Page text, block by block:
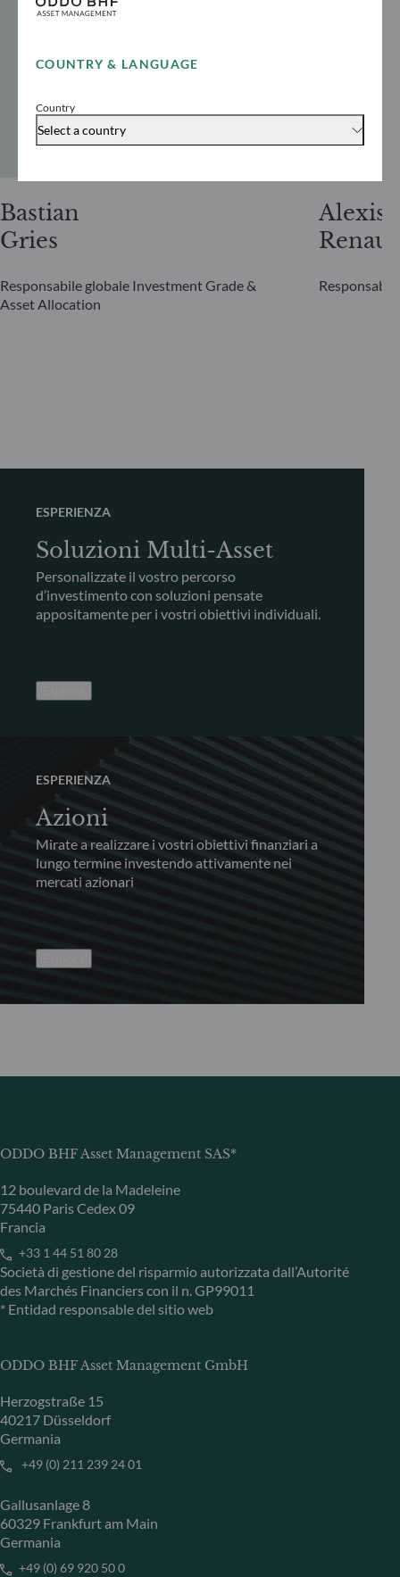
COUNTRY & LANGUAGE
Country
Select a country
Bastian
Gries
Responsabile globale Investment Grade &
Asset Allocation
Alexis
ESPERIENZA
Soluzioni Multi-Asset
Personalizzate il vostro percorso
d’investimento con soluzioni pensate
appositamente per i vostri obiettivi individuali.
ESPERIENZA
Azioni
Mirate a realizzare i vostri obiettivi finanziari a
lungo termine investendo attivamente nei
mercati azionari
ODDO BHF Asset Management SAS*
12 boulevard de la Madeleine
75440 Paris Cedex 09
Francia
+33 1 44 51 80 28
Società di gestione del risparmio autorizzata dall’Autorité
des Marchés Financiers con il n. GP99011
* Entidad responsable del sitio web
ODDO BHF Asset Management GmbH
Herzogstraße 15
40217 Düsseldorf
Germania
+49 (0) 211 239 24 01
Gallusanlage 8
60329 Frankfurt am Main
Germania
+49 (0) 69 920 50 0